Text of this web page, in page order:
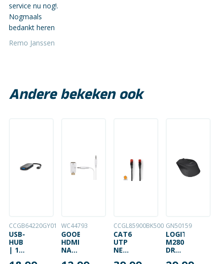
service nu nog!.
Nogmaals
bedankt heren
Remo Janssen
Andere bekeken ook
CCGB64220GY01
USB-
HUB
| 1X
WC44793
GOOBAY
HDMI
NAAR
CCGL85900BK500
CAT6
UTP
NETWERKKABEL
GN50159
LOGITECH
M280
DRAADLOZE